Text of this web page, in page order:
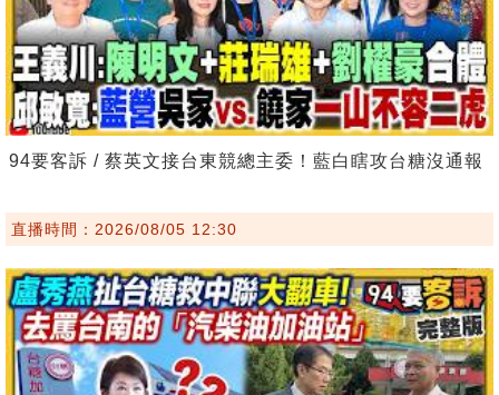
94要客訴 / 蔡英文接台東競總主委！藍白瞎攻台糖沒通報
直播時間：2026/08/05 12:30